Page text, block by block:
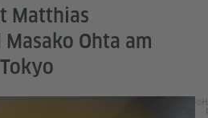
Matthias
Ohta am